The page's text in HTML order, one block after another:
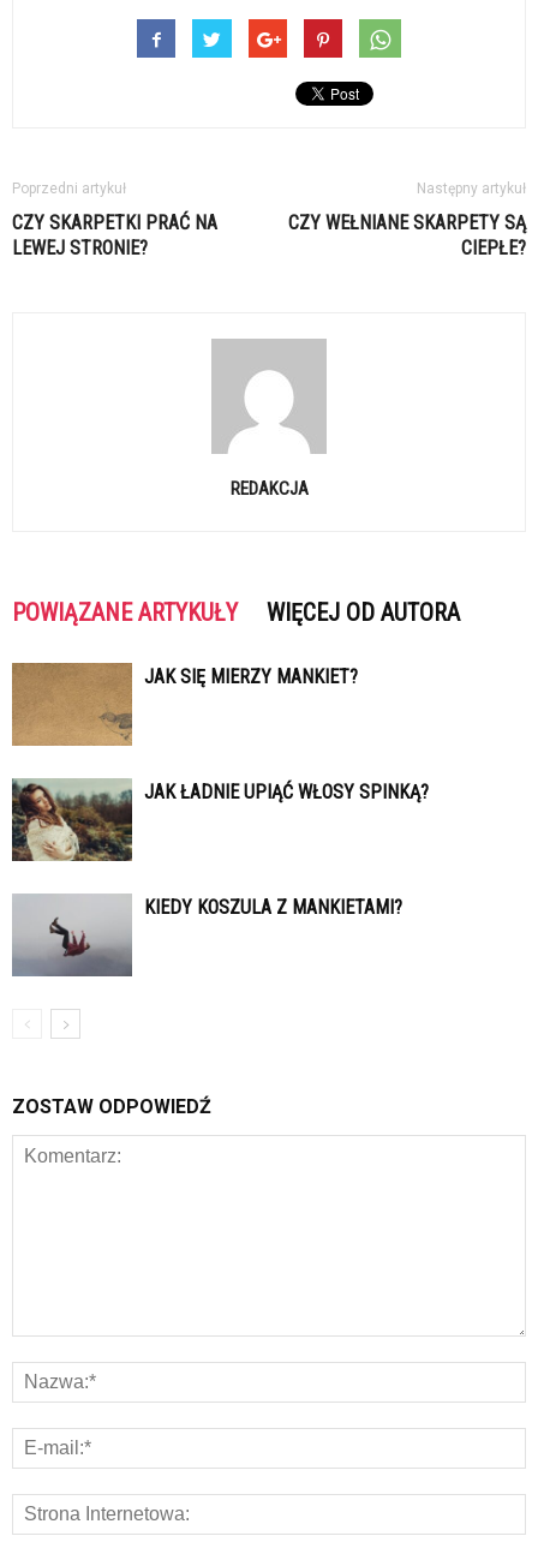
Poprzedni artykuł
CZY SKARPETKI PRAĆ NA
LEWEJ STRONIE?
Następny artykuł
CZY WEŁNIANE SKARPETY SĄ
CIEPŁE?
REDAKCJA
POWIĄZANE ARTYKUŁY WIĘCEJ OD AUTORA
JAK SIĘ MIERZY MANKIET?
JAK ŁADNIE UPIĄĆ WŁOSY SPINKĄ?
KIEDY KOSZULA Z MANKIETAMI?
ZOSTAW ODPOWIEDŹ